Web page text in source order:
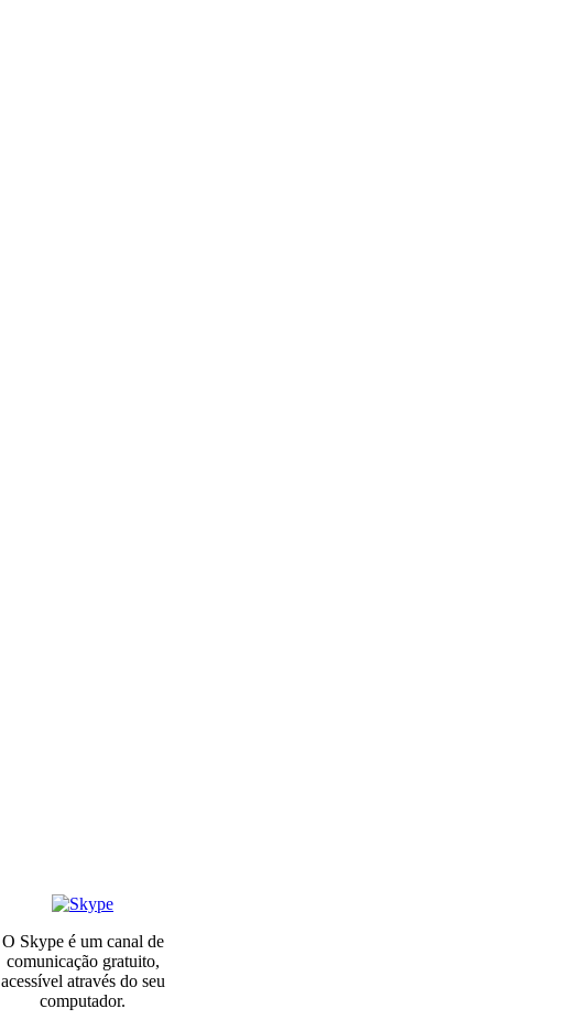
O Skype é um canal de
comunicação gratuito,
acessível através do seu
computador.